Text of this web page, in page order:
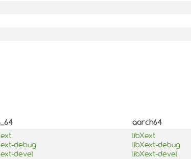
aarch64
debug
devel
libXext
libXext-debug
libXext-devel